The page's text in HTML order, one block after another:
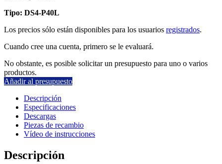
Tipo: DS4-P40L
Los precios sólo están disponibles para los usuarios registrados.
Cuando cree una cuenta, primero se le evaluará.
No obstante, es posible solicitar un presupuesto para uno o varios
productos.
Añadir al presupuesto
Descripción
Especificaciones
Descargas
Piezas de recambio
Vídeo de instrucciones
Descripción